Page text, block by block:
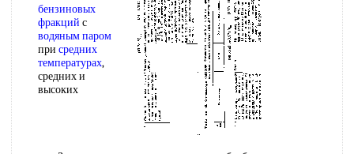
бензиновых
фракций с
водяным паром
при средних
температурах,
средних и
высоких